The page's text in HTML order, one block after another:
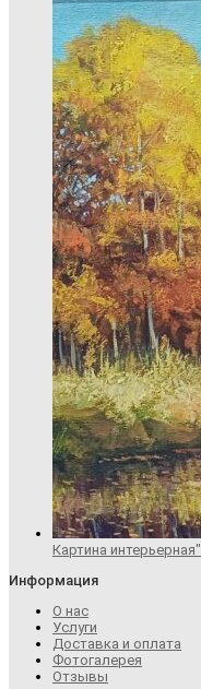
Картина
Информация
О нас
Услуги
Доставка и оплата
Фотогалерея
Отзывы